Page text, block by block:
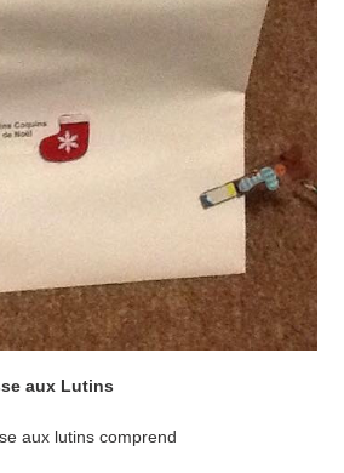
aux Lutins
aux lutins comprend